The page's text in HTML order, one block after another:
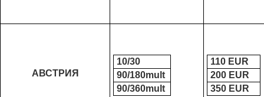
АВСТРИЯ
10/30
90/180mult
90/360mult
110 ЕUR
200 ЕUR
350 ЕUR